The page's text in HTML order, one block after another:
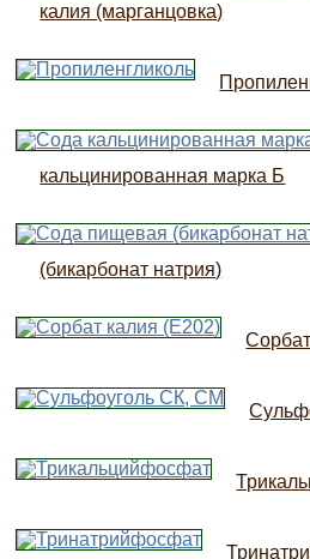
калия (марганцовка)
кальцинированная марка Б
(бикарбонат натрия)